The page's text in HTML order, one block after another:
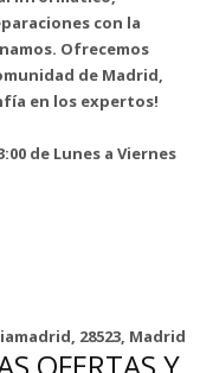
con la
Ofrecemos
de Madrid,
en los expertos!
de Lunes a Viernes
28523, Madrid